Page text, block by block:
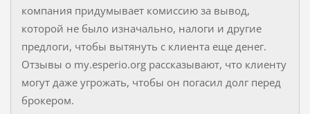
компания придумывает комиссию за вывод,
которой не было изначально, налоги и другие
предлоги, чтобы вытянуть с клиента еще денег.
Отзывы о my.esperio.org рассказывают, что клиенту
могут даже угрожать, чтобы он погасил долг перед
брокером.